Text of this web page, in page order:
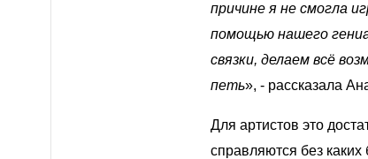
причине я не смогла
помощью нашего
связки, делаем всё
петь», - рассказала
Для артистов это
справляются без